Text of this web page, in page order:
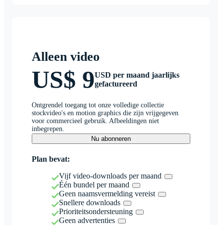
Alleen video
US$ 9USD per maand jaarlijks
gefactureerd
Ontgrendel toegang tot onze volledige collectie
stockvideo's en motion graphics die zijn vrijgegeven
voor commercieel gebruik. Afbeeldingen niet
inbegrepen.
Nu abonneren
Plan bevat:
Vijf video-downloads per maand
Één bundel per maand
Geen naamsvermelding vereist
Snellere downloads
Prioriteitsondersteuning
Geen advertenties